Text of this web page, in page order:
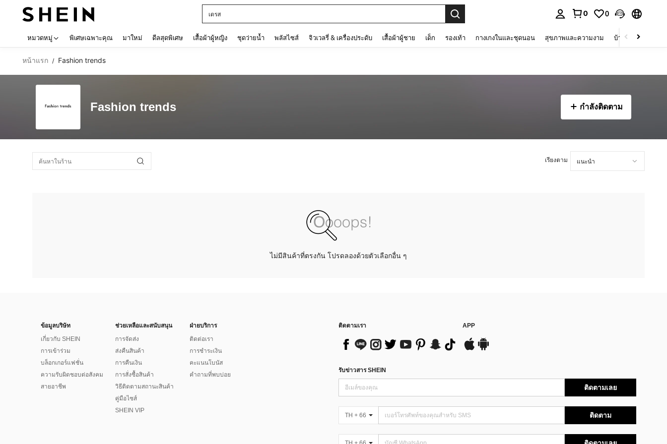
เดรส
0 0
หมวดหมู่ พิเศษเฉพาะคุณ มาใหม่ ดีลสุดพิเศษ เสื้อผ้าผู้หญิง ชุดว่ายน้ำ พลัสไซส์ จิวเวลรี่ & เครื่องประดับ เสื้อผ้าผู้ชาย เด็ก รองเท้า กางเกงในและชุดนอน สุขภาพและความงาม บ้านและที่อยู่อาศัย
หน้าแรก / Fashion trends
Fashion trends กำลังติดตาม
เรียงตาม
ไม่มีสินค้าที่ตรงกัน โปรดลองด้วยตัวเลือกอื่น ๆ
ข้อมูลบริษัท
เกี่ยวกับ SHEIN
การเข้าร่วม
บล็อกเกอร์แฟชั่น
ความรับผิดชอบต่อสังคม
สายอาชีพ
ช่วยเหลือและสนับสนุน
การจัดส่ง
ส่งคืนสินค้า
การคืนเงิน
การสั่งซื้อสินค้า
วิธีติดตามสถานะสินค้า
คู่มือไซส์
SHEIN VIP
ฝ่ายบริการ
ติดต่อเรา
การชำระเงิน
คะแนนโบนัส
คำถามที่พบบ่อย
ติดตามเรา APP
รับข่าวสาร SHEIN
ติดตามเลย
TH + 66 ติดตาม